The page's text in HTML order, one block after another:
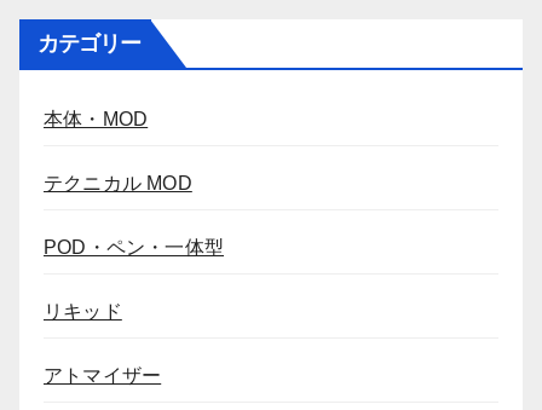
カテゴリー
本体・MOD
テクニカル MOD
POD・ペン・一体型
リキッド
アトマイザー